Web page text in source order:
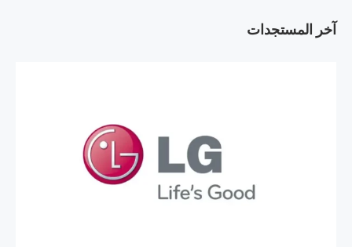
آخر المستجدات